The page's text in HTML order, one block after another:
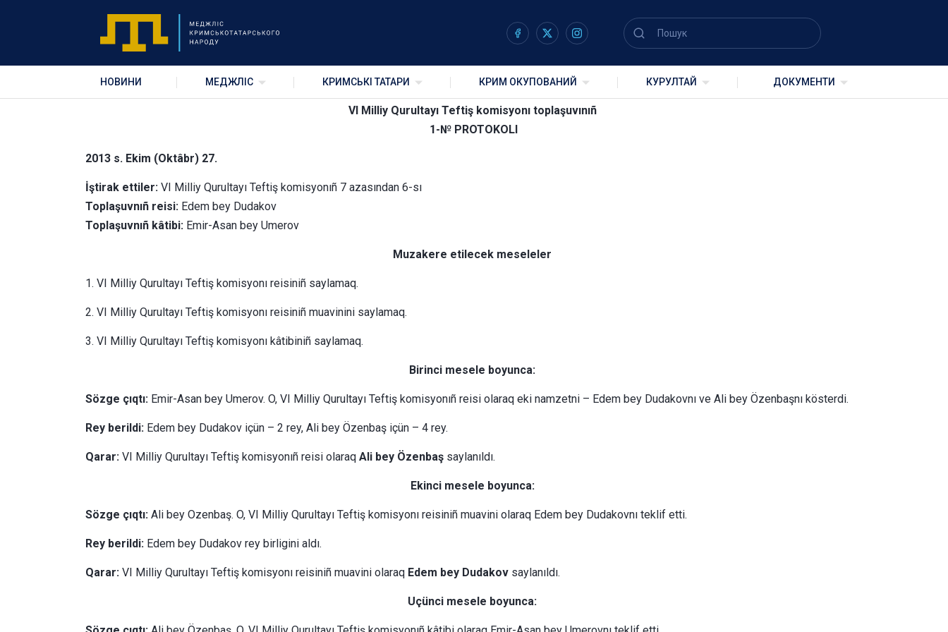
НОВИНИ МЕДЖЛІС КРИМСЬКІ ТАТАРИ КРИМ ОКУПОВАНИЙ КУРУЛТАЙ ДОКУМЕНТИ
VI Milliy Qurultayı Teftiş komisyonı toplaşuvınıñ 1-№ PROTOKOLI
VI Milliy Qurultayı Teftiş komisyonı toplaşuvınıñ
1-№ PROTOKOLI
2013 s. Ekim (Oktâbr) 27.
İştirak ettiler: VI Milliy Qurultayı Teftiş komisyonıñ 7 azasından 6-sı
Toplaşuvnıñ reisi: Edem bey Dudakov
Toplaşuvnıñ kâtibi: Emir-Asan bey Umerov
Muzakere etilecek meseleler
1. VI Milliy Qurultayı Teftiş komisyonı reisiniñ saylamaq.
2. VI Milliy Qurultayı Teftiş komisyonı reisiniñ muavinini saylamaq.
3. VI Milliy Qurultayı Teftiş komisyonı kâtibiniñ saylamaq.
Birinci mesele boyunca:
Sözge çıqtı: Emir-Asan bey Umerov. O, VI Milliy Qurultayı Teftiş komisyonıñ reisi olaraq eki namzetni – Edem bey Dudakovnı ve Ali bey Özenbaşnı kösterdi.
Rey berildi: Edem bey Dudakov içün – 2 rey, Ali bey Özenbaş içün – 4 rey.
Qarar: VI Milliy Qurultayı Teftiş komisyonıñ reisi olaraq Ali bey Özenbaş saylanıldı.
Ekinci mesele boyunca:
Sözge çıqtı: Ali bey Ozenbaş. O, VI Milliy Qurultayı Teftiş komisyonı reisiniñ muavini olaraq Edem bey Dudakovnı teklif etti.
Rey berildi: Edem bey Dudakov rey birligini aldı.
Qarar: VI Milliy Qurultayı Teftiş komisyonı reisiniñ muavini olaraq Edem bey Dudakov saylanıldı.
Uçünci mesele boyunca: